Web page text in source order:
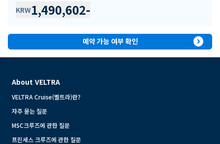
KRW1,490,602-
예약 가능 여부 확인 expand_circle_right
About VELTRA
VELTRA Cruise(벨트라)란?
자주 묻는 질문
MSC크루즈에 관한 질문
프린세스 크루즈에 관한 질문